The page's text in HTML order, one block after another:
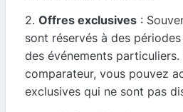
2. Offres exclusives :
sont réservés à des
des événements
comparateur, vous pouvez
exclusives qui ne sont pas